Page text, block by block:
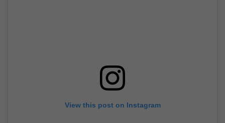
View this post on Instagram